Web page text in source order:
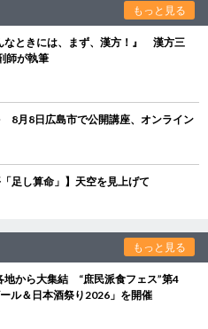
もっと見る
なときには、まず、漢方！』 漢方三
師が執筆
8月8日広島市で公開講座、オンライン
足し算命」】天空を見上げて
もっと見る
地から大集結 “庶民派食フェス”第4
ル＆日本酒祭り2026」を開催